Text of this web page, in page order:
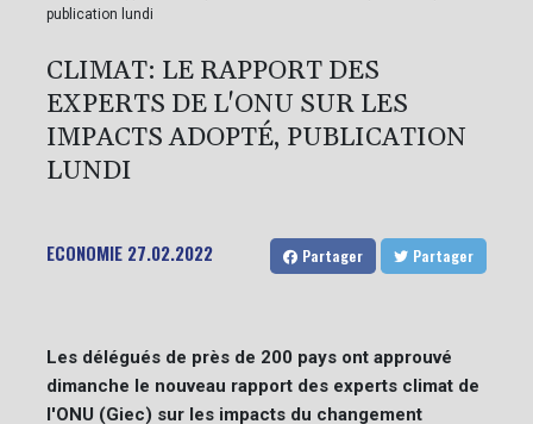
publication lundi
CLIMAT: LE RAPPORT DES
EXPERTS DE L'ONU SUR LES
IMPACTS ADOPTÉ, PUBLICATION
LUNDI
ECONOMIE 27.02.2022 Partager Partager
Les délégués de près de 200 pays ont approuvé
dimanche le nouveau rapport des experts climat de
l'ONU (Giec) sur les impacts du changement